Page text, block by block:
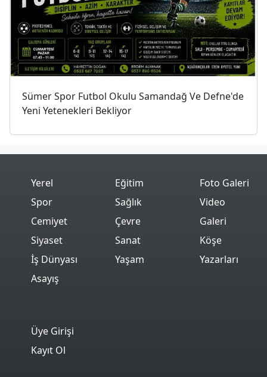
Sümer Spor Futbol Okulu Samandağ Ve Defne'de
Yeni Yetenekleri Bekliyor
Yerel
Spor
Cemiyet
Siyaset
İş Dünyası
Asayış
Eğitim
Sağlık
Çevre
Sanat
Yaşam
Foto Galeri
Video
Galeri
Köşe
Yazarları
Üye Girişi
Kayıt Ol